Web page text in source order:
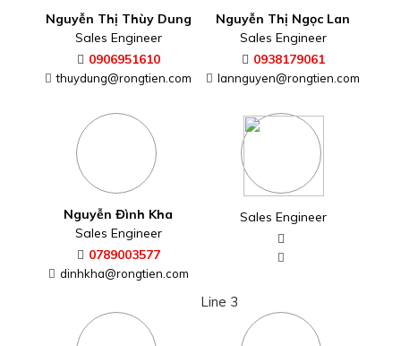
Nguyễn Thị Thùy Dung
Sales Engineer
0906951610
thuydung@rongtien.com
Nguyễn Thị Ngọc Lan
Sales Engineer
0938179061
lannguyen@rongtien.com
Nguyễn Đình Kha
Sales Engineer
0789003577
dinhkha@rongtien.com
Sales Engineer
Line 3